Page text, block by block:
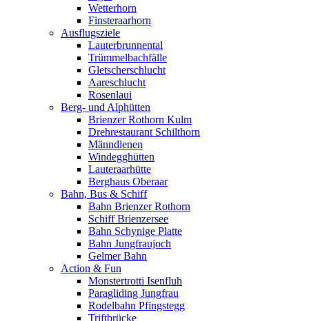
Wetterhorn
Finsteraarhorn
Ausflugsziele
Lauterbrunnental
Trümmelbachfälle
Gletscherschlucht
Aareschlucht
Rosenlaui
Berg- und Alphütten
Brienzer Rothorn Kulm
Drehrestaurant Schilthorn
Männdlenen
Windegghütten
Lauteraarhütte
Berghaus Oberaar
Bahn, Bus & Schiff
Bahn Brienzer Rothorn
Schiff Brienzersee
Bahn Schynige Platte
Bahn Jungfraujoch
Gelmer Bahn
Action & Fun
Monstertrotti Isenfluh
Paragliding Jungfrau
Rodelbahn Pfingstegg
Triftbrücke